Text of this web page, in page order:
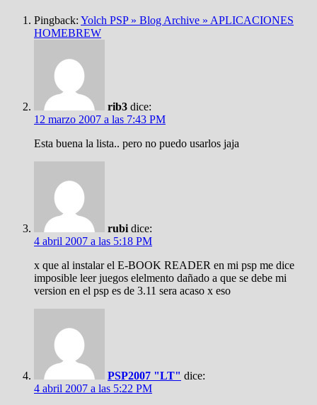
Pingback: Yolch PSP » Blog Archive » APLICACIONES
HOMEBREW
rib3 dice:
12 marzo 2007 a las 7:43 PM
Esta buena la lista.. pero no puedo usarlos jaja
rubi dice:
4 abril 2007 a las 5:18 PM
x que al instalar el E-BOOK READER en mi psp me dice
imposible leer juegos elelmento dañado a que se debe mi
version en el psp es de 3.11 sera acaso x eso
PSP2007 "LT" dice:
4 abril 2007 a las 5:22 PM